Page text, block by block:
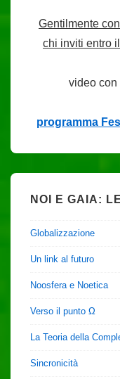
Gentilmente
chi inviti entro
video con
programma
NOI E GAIA:
Globalizzazione
Un link al futuro
Noosfera e Noetica
Verso il punto Ω
La Teoria della
Sincronicità